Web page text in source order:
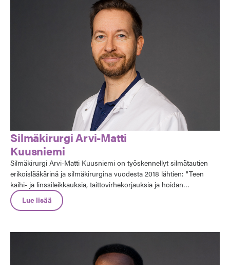
Silmäkirurgi Arvi-Matti
Kuusniemi
Silmäkirurgi Arvi-Matti Kuusniemi on työskennellyt silmätautien
erikoislääkärinä ja silmäkirurgina vuodesta 2018 lähtien: "Teen
kaihi- ja linssileikkauksia, taittovirhekorjauksia ja hoidan
glaukoomapotilaita. Pidän vastaanottoa muutaman kerran
kuukaudessa Silmäaseman myymälöissä, se tuo mukavaa
yhdistäminen onnistuu sujuvasti.
Lue lisää